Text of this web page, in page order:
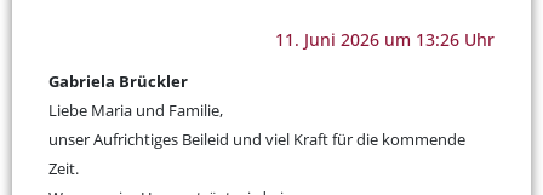
11. Juni 2026 um 13:26 Uhr
Gabriela Brückler
Liebe Maria und Familie,
unser Aufrichtiges Beileid und viel Kraft für die kommende
Zeit.